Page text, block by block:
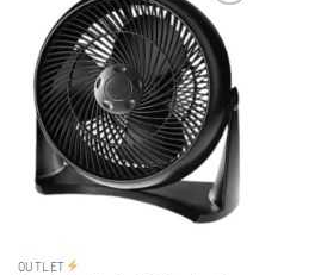
Add to
wishlist
OUTLET